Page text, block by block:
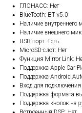
ГЛОНАСС: Нет
BlueTooth: BT v5.0
Наличие внутреннего
Наличие внешнего
USB-порт: Есть
MicroSD-слот: Нет
Функция Mirror Link:
Поддержка Apple Car
Поддержка Android
Вход для
Поддержка формата
Поддержка кнопок на